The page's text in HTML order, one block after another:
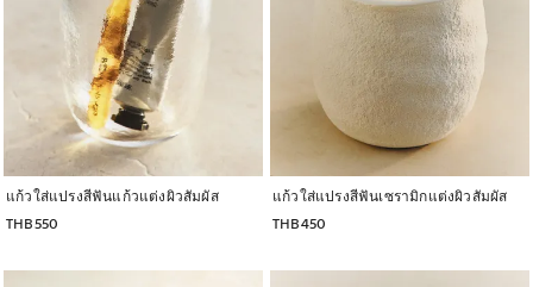
แก้วใส่แปรงสีฟันแก้วแต่งผิวสัมผัส
THB550
แก้วใส่แปรงสีฟันเซรามิกแต่งผิวสัมผัส
THB450
ภาพเปลี่ยนเป็น 1 จาก 5 ภาพเปลี่ยนเป็น 1 จาก 5